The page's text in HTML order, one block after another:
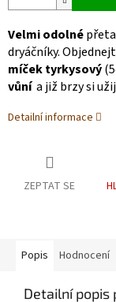
Velmi odolné
dryáčníky.
míček tyrkysový
vůnía již brzy si
Detailní informace
ZEPTAT SE
Popis Hodnocení
Detailní popis